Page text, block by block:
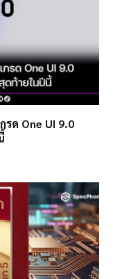
ด One UI 9.0